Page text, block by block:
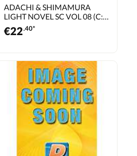
ADACHI & SHIMAMURA
LIGHT NOVEL SC VOL 08 (C:
0-1-1)
€22.40*